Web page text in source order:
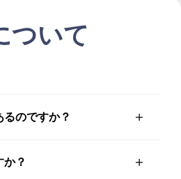
ついて
のですか？
？